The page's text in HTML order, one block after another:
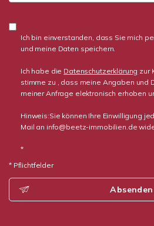
Ich bin einverstanden, dass Sie mich
und meine Daten speichern.
Ich habe die Datenschutzerklärung zur
stimme zu , dass meine Angaben und
meiner Anfrage elektronisch erhoben
Hinweis:Sie können Ihre Einwilligung
Mail an info@beetz-immobilien.de
*
* Pflichtfelder
Absenden